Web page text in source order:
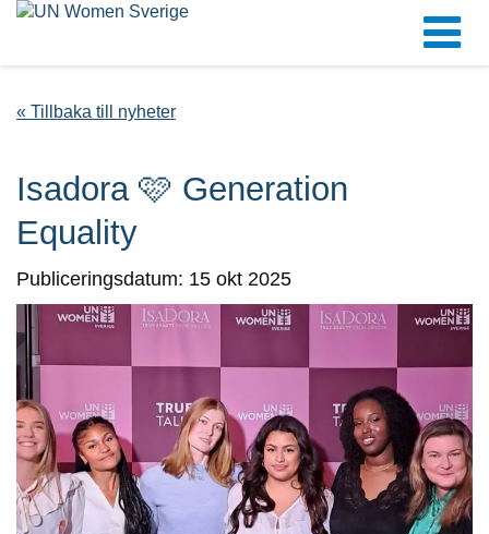
« Tillbaka till nyheter
Isadora 🩷 Generation
Equality
Publiceringsdatum: 15 okt 2025